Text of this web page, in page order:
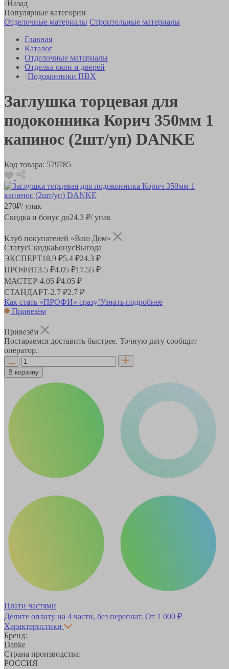
Назад
Популярные категории
Отделочные материалы Строительные материалы
Главная
Каталог
Отделочные материалы
Отделка окон и дверей
Подоконники ПВХ
Заглушка торцевая для
подоконника Корич 350мм 1
капинос (2шт/уп) DANKE
Код товара: 579785
270₽/ упак
Скидка и бонус до24.3 ₽/ упак
Клуб покупателей «Ваш Дом»
СтатусСкидкаБонусВыгода
ЭКСПЕРТ18.9 ₽5.4 ₽24.3 ₽
ПРОФИ13.5 ₽4.05 ₽17.55 ₽
МАСТЕР-4.05 ₽4.05 ₽
СТАНДАРТ-2.7 ₽2.7 ₽
Как стать «ПРОФИ» сразу!Узнать подробнее
Привезём
Привезём
Постараемся доставить быстрее. Точную дату сообщит
оператор.
В корзину
Плати частями
Делите оплату на 4 части, без переплат. От 1 000 ₽
Характеристики
Бренд:
Danke
Страна производства:
РОССИЯ